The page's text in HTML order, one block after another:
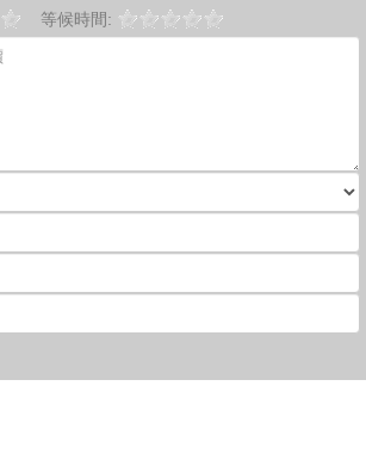
等候時間: